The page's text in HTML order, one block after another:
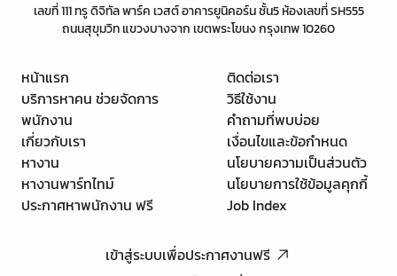
เลขที่ 111 ทรู ดิจิทัล พาร์ค เวสต์ อาคารยูนิคอร์น ชั้น5 ห้องเลขที่ SH555
ถนนสุขุมวิท แขวงบางจาก เขตพระโขนง กรุงเทพ 10260
หน้าแรก
บริการหาคน ช่วยจัดการ
พนักงาน
เกี่ยวกับเรา
หางาน
หางานพาร์ทไทม์
ประกาศหาพนักงาน ฟรี
ติดต่อเรา
วิธีใช้งาน
คำถามที่พบบ่อย
เงื่อนไขและข้อกำหนด
นโยบายความเป็นส่วนตัว
นโยบายการใช้ข้อมูลคุกกี้
Job Index
เข้าสู่ระบบเพื่อประกาศงานฟรี